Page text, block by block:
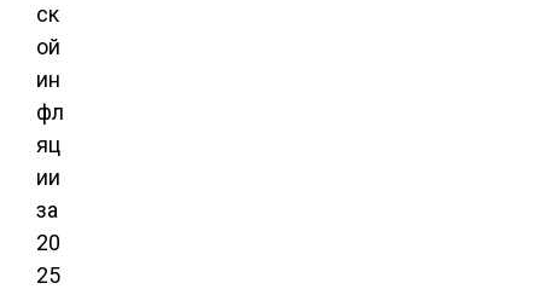
ск
ой
ин
фл
яц
ии
за
20
25